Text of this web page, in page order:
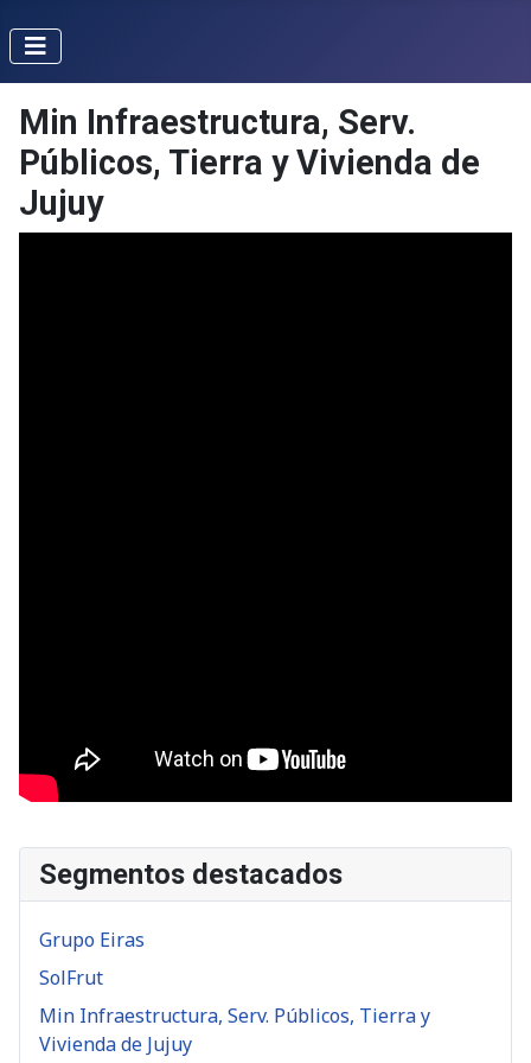
Min Infraestructura, Serv.
Públicos, Tierra y Vivienda de
Jujuy
Segmentos destacados
Grupo Eiras
SolFrut
Min Infraestructura, Serv. Públicos, Tierra y
Vivienda de Jujuy